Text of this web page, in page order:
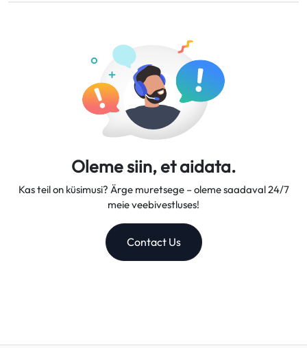
Oleme siin, et aidata.
Kas teil on küsimusi? Ärge muretsege – oleme saadaval 24/7
meie veebivestluses!
Contact Us